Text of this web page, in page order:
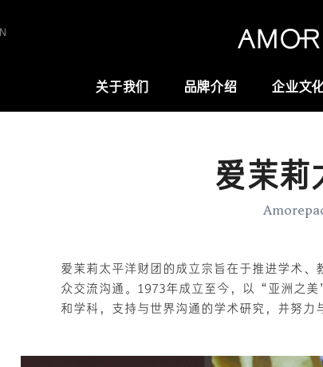
关于我们
开创名为“New Beauty”
让全世界所有人跨越年
文化的界限，实现属于自
Amorepacific
创业故事
我们的价值观
品牌介绍 企业文
爱茉莉
爱茉莉太平洋财团的成立宗旨在于推进学术
众交流沟通。1973年成立至今，以“亚洲之
和学科，支持与世界沟通的学术研究，并努力